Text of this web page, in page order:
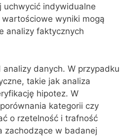
uchwycić indywidualne
wyniki mogą
analizy faktycznych
danych. W przypadku
takie jak analiza
hipotez. W
kategorii czy
o rzetelność i trafność
zachodzące w badanej